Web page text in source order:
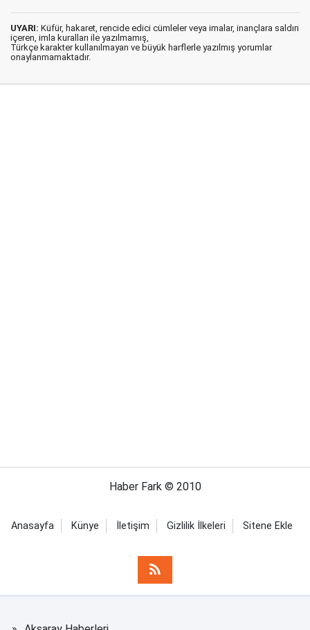
UYARI: Küfür, hakaret, rencide edici cümleler veya imalar, inançlara saldırı
içeren, imla kuralları ile yazılmamış,
Türkçe karakter kullanılmayan ve büyük harflerle yazılmış yorumlar
onaylanmamaktadır.
Haber Fark © 2010
Anasayfa Künye İletişim Gizlilik İlkeleri Sitene Ekle